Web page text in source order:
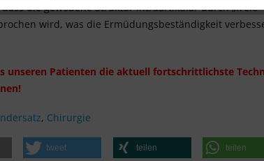
die gewobene Struktur intraartikulär durch „freie
wird, was die Ermüdungsbeständigkeit
unseren Patienten die aktuell fortschrittlichste
, Chirurgie
tweet teilen teilen